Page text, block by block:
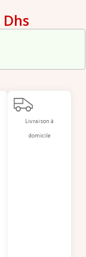
Dhs
Livraison à
domicile